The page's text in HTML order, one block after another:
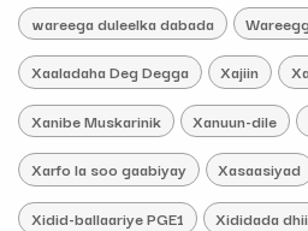
wareega duleelka dabada
Xaaladaha Deg Degga Xajiin
Xanibe Muskarinik Xanuun-dile
Xarfo la soo gaabiyay Xasaasiyad
Xidid-ballaariye PGE1 Xididada